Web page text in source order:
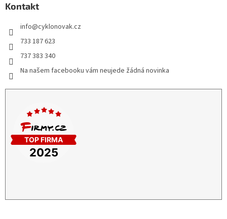
Kontakt
info@cyklonovak.cz
733 187 623
737 383 340
Na našem facebooku vám neujede žádná novinka